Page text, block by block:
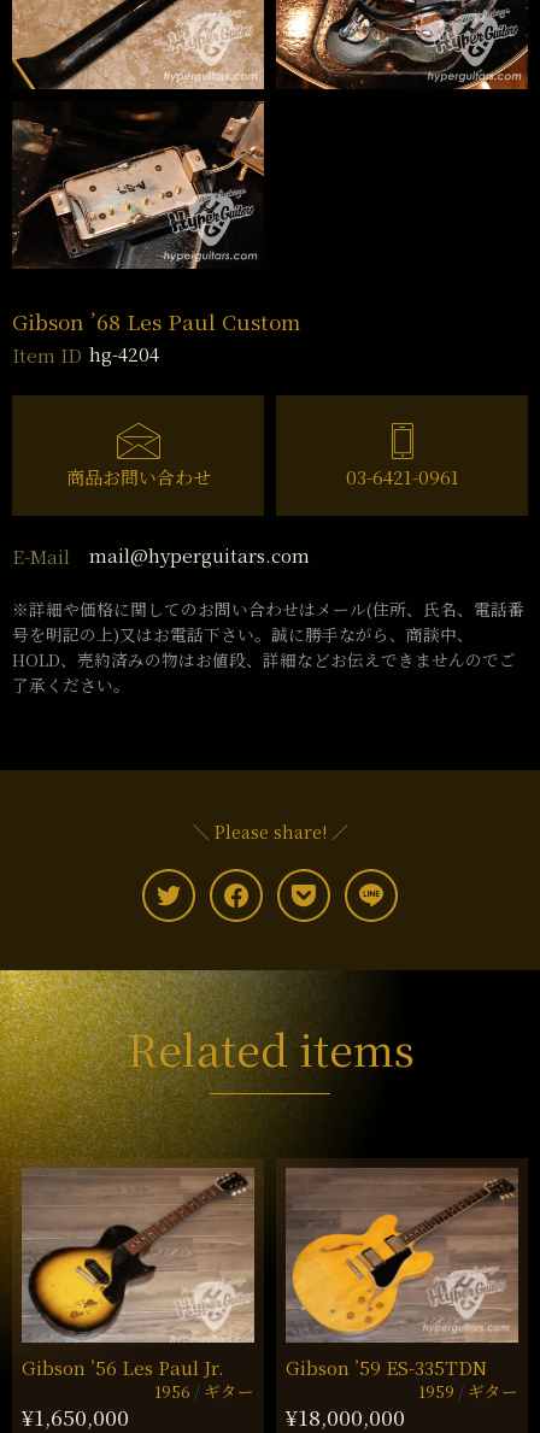
Gibson ’68 Les Paul Custom
Item ID hg-4204
商品お問い合わせ 03-6421-0961
E-Mail mail@hyperguitars.com
※詳細や価格に関してのお問い合わせはメール(住所、氏名、電話番
号を明記の上)又はお電話下さい。誠に勝手ながら、商談中、
HOLD、売約済みの物はお値段、詳細などお伝えできませんのでご
了承ください。
＼ Please share! ／
Related items
Gibson ’56 Les Paul Jr.
1956 ギター
¥1,650,000
Gibson ’59 ES-335TDN
1959 ギター
¥18,000,000